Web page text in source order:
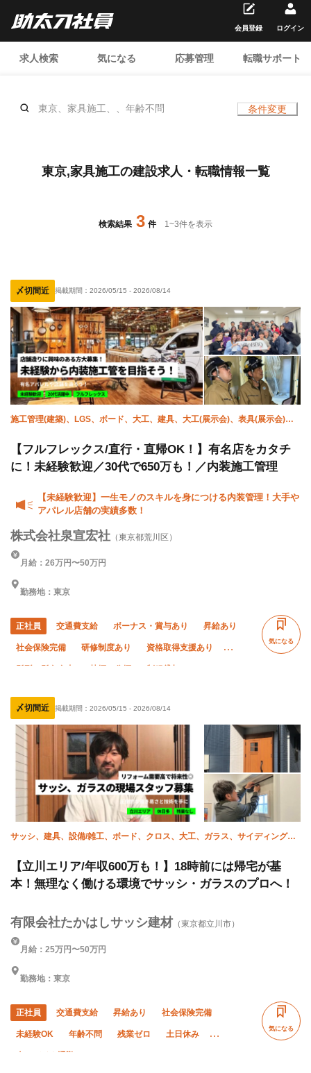
求人検索 気になる 応募管理 転職サポート
会員登録 ログイン
東京、家具施工、、年齢不問 条件変更
東京,家具施工の建設求人・転職情報一覧
検索結果 3 件 1~3件を表示
〆切間近 掲載期間： 2026/05/15 - 2026/08/14
施工管理(建築)、LGS、ボード、大工、建具、大工(展示会)、表具(展示会)、
【フルフレックス/直行・直帰OK！】有名店をカタチ
に！未経験歓迎／30代で650万も！／内装施工管理
【未経験歓迎】一生モノのスキルを身につける内装管理！大手や
アパレル店舗の実績多数！
株式会社泉宣宏社 （東京都荒川区）
月給：26万円〜50万円
勤務地：東京
正社員 交通費支給 ボーナス・賞与あり 昇給あり
社会保険完備 研修制度あり 資格取得支援あり
髪型・髪色自由 禁煙・分煙 制服貸与
有資格者優遇 年齢不問 夜勤あり
夏季休暇 転勤なし 直帰・直行OK
気になる
〆切間近 掲載期間： 2026/05/15 - 2026/08/14
サッシ、建具、設備/雑工、ボード、クロス、大工、ガラス、サイディング、
【立川エリア/年収600万も！】18時前には帰宅が基
本！無理なく働ける環境でサッシ・ガラスのプロへ！
有限会社たかはしサッシ建材 （東京都立川市）
月給：25万円〜50万円
勤務地：東京
正社員 交通費支給 昇給あり 社会保険完備
未経験OK 年齢不問 残業ゼロ 土日休み
気になる